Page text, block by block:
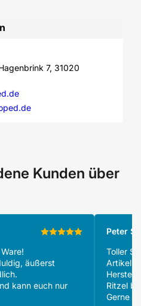
7, 31020
Kunden über
äußerst
kann euch nur
Peter S.
Toller
Artikeln
Ritzel
Gerne